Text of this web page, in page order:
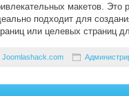
макетов. Это
подходит для
или целевых страниц
Joomlashack.com